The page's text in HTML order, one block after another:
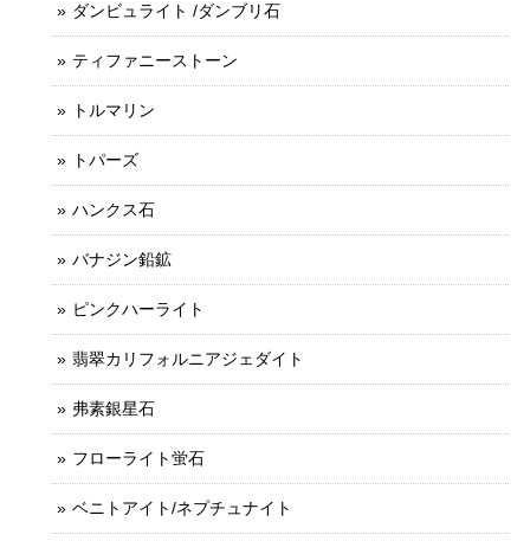
ダンビュライト /ダンブリ石
ティファニーストーン
トルマリン
トパーズ
ハンクス石
バナジン鉛鉱
ピンクハーライト
翡翠カリフォルニアジェダイト
弗素銀星石
フローライト蛍石
ベニトアイト/ネプチュナイト